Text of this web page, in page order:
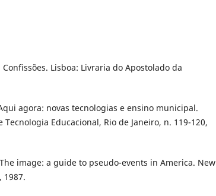
Confissões. Lisboa: Livraria do Apostolado da
agora: novas tecnologias e ensino municipal.
Tecnologia Educacional, Rio de Janeiro, n. 119-120,
image: a guide to pseudo-events in America. New
1987.